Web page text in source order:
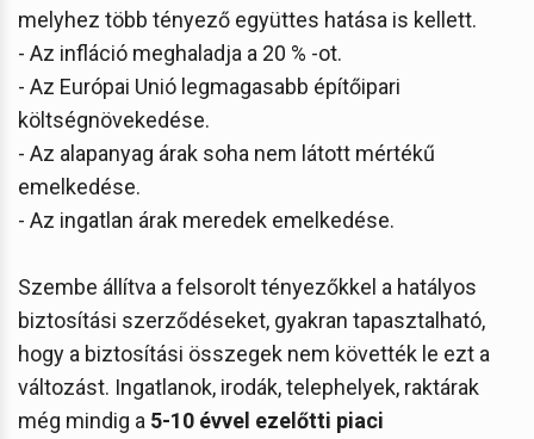
melyhez több tényező együttes hatása is kellett.
- Az infláció meghaladja a 20 % -ot.
- Az Európai Unió legmagasabb építőipari
költségnövekedése.
- Az alapanyag árak soha nem látott mértékű
emelkedése.
- Az ingatlan árak meredek emelkedése.
Szembe állítva a felsorolt tényezőkkel a hatályos
biztosítási szerződéseket, gyakran tapasztalható,
hogy a biztosítási összegek nem követték le ezt a
változást. Ingatlanok, irodák, telephelyek, raktárak
még mindig a 5-10 évvel ezelőtti piaci